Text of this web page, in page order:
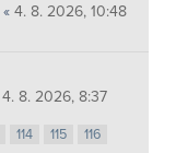
« 4. 8. 2026, 10:48
4. 8. 2026, 8:37
114 115 116